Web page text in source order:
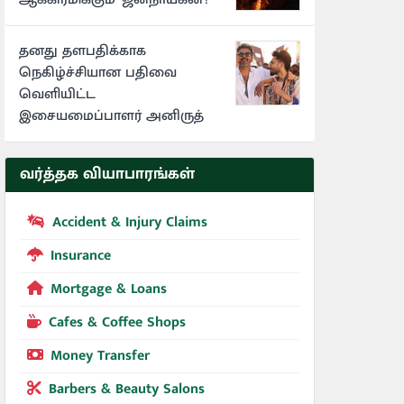
தனது தளபதிக்காக
நெகிழ்ச்சியான பதிவை
வெளியிட்ட
இசையமைப்பாளர் அனிருத்
வர்த்தக வியாபாரங்கள்
Accident & Injury Claims
Insurance
Mortgage & Loans
Cafes & Coffee Shops
Money Transfer
Barbers & Beauty Salons